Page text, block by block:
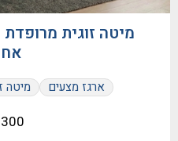
מיטה זוגית
ארגז מצעים מיטה
₪